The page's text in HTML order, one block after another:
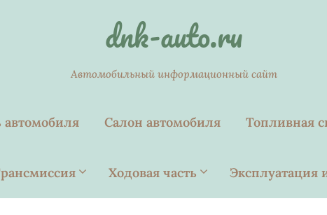
dnk-auto.ru
Автомобильный информационный сайт
автомобиля Салон автомобиля Топливная
Ходовая часть Эксплуатация